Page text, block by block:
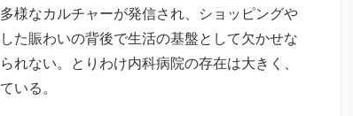
様なカルチャーが発信され、ショッピングや
た賑わいの背後で生活の基盤として欠かせな
れない。とりわけ内科病院の存在は大きく、
いる。